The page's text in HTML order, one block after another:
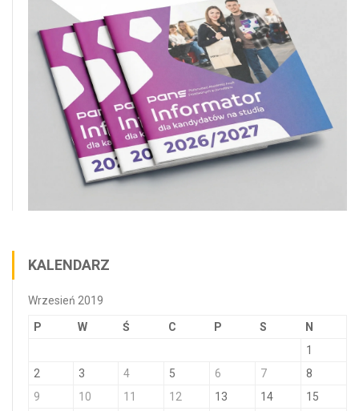
KALENDARZ
Wrzesień 2019
P W Ś C P S
N
1
2
3 4 5 6 7
8
9
10 11 12 13 14 15